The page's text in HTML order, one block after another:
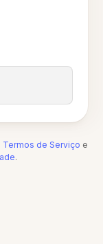
Termos de Serviço e
.